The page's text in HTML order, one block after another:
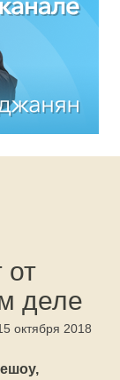
от
деле
октября 2018